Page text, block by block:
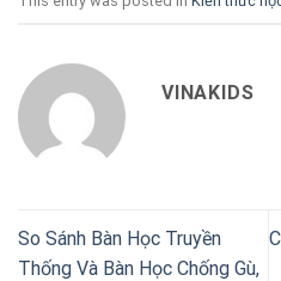
VINAKIDS
So Sánh Bàn Học Truyền
Thống Và Bàn Học Chống Gù,